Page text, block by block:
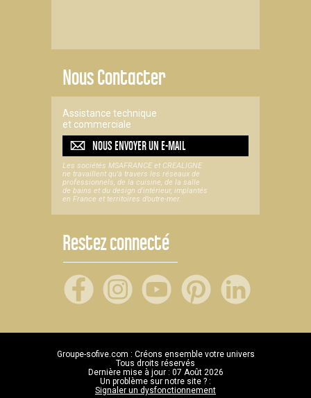
Nous Contacter
Assistance technique
et commerciale
NOUS ENVOYER UNE-MAIL
Les sociétés MSAFRANCE et CREALIGNE
ne travaillent qu'à travers les réseaux de
professionnels, de la cuisine, de la salle
de bains et du design d'intérieur, implantés
en France et territoires d’outre-mer.
Restez connecté
Groupe-sofive.com : Créons ensemble votre univers
Tous droits réservés
Dernière mise à jour : 07 Août 2026
Un problème sur notre site ? :
Signaler un dysfonctionnement